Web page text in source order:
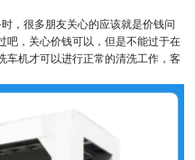
，很多朋友关心的应该就是价钱问
吧，关心价钱可以，但是不能过于在
车机才可以进行正常的清洗工作，客